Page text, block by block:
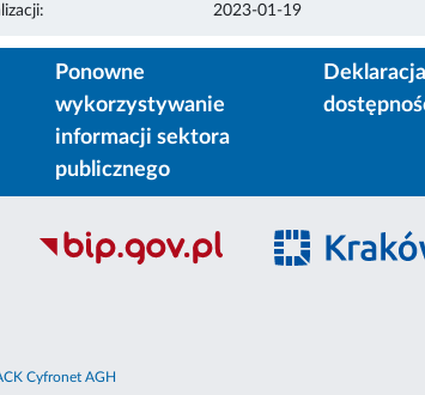
2023-01-19
Ponowne
wykorzystywanie
informacji sektora
publicznego
Deklaracja
Cyfronet AGH